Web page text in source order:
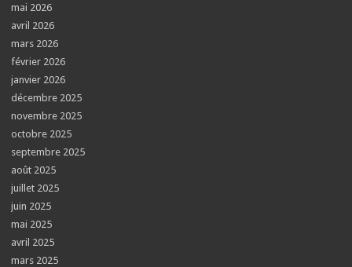
mai 2026
avril 2026
mars 2026
février 2026
janvier 2026
décembre 2025
novembre 2025
octobre 2025
septembre 2025
août 2025
juillet 2025
juin 2025
mai 2025
avril 2025
mars 2025